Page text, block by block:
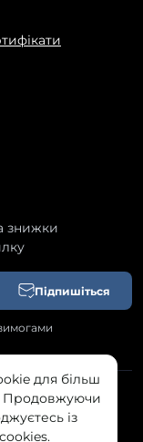
знижки
Підпишіться
для більш
Продовжуючи
із